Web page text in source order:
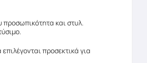
προσωπικότητα και στυλ.
προσεκτικά για